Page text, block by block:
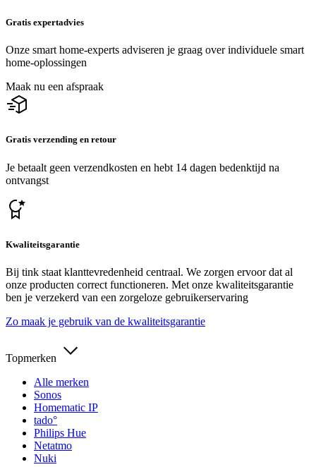
Gratis expertadvies
Onze smart home-experts adviseren je graag over individuele smart
home-oplossingen
Maak nu een afspraak
Gratis verzending en retour
Je betaalt geen verzendkosten en hebt 14 dagen bedenktijd na
ontvangst
Kwaliteitsgarantie
Bij tink staat klanttevredenheid centraal. We zorgen ervoor dat al
onze producten correct functioneren. Met onze kwaliteitsgarantie
ben je verzekerd van een zorgeloze gebruikerservaring
Zo maak je gebruik van de kwaliteitsgarantie
Topmerken
Alle merken
Sonos
Homematic IP
tado°
Philips Hue
Netatmo
Nuki